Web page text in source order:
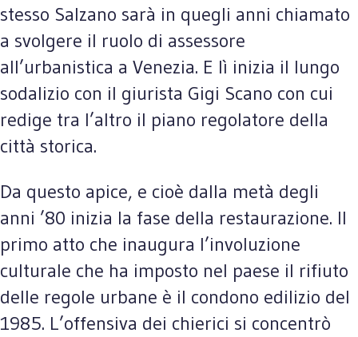
stesso Salzano sarà in quegli anni chiamato
a svolgere il ruolo di assessore
all’urbanistica a Venezia. E lì inizia il lungo
sodalizio con il giurista Gigi Scano con cui
redige tra l’altro il piano regolatore della
città storica.
Da questo apice, e cioè dalla metà degli
anni ’80 inizia la fase della restaurazione. Il
primo atto che inaugura l’involuzione
culturale che ha imposto nel paese il rifiuto
delle regole urbane è il condono edilizio del
1985. L’offensiva dei chierici si concentrò